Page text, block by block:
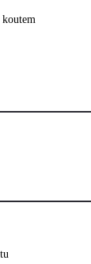
koutem